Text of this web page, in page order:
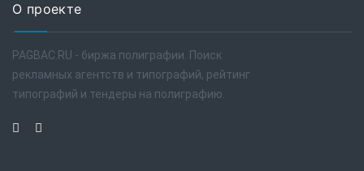
О проекте
PAGBAC.RU - биржа полиграфии. Поиск
рекламных агентств и типографий, рейтинг
типографий и тендеры на полиграфию.